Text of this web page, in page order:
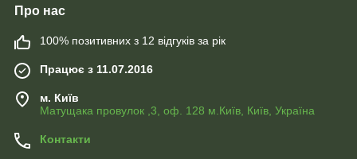
Про нас
100% позитивних з 12 відгуків за рік
Працює з 11.07.2016
м. Київ
Матущака провулок ,3, оф. 128 м.Київ, Київ, Україна
Контакти